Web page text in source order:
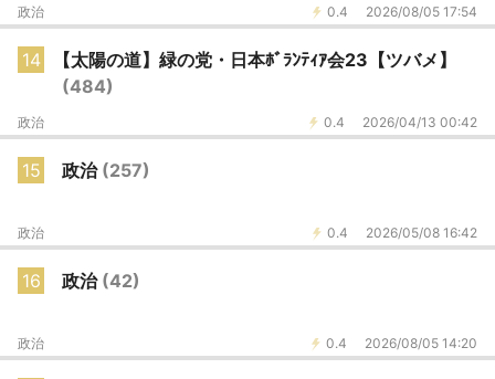
0.4 2026/08/05 17:54
政治
14
【太陽の道】緑の党・日本ﾎﾞﾗﾝﾃｨｱ会23【ツバメ】
(484)
0.4 2026/04/13 00:42
政治
15 政治 (257)
0.4 2026/05/08 16:42
政治
16 政治 (42)
0.4 2026/08/05 14:20
政治